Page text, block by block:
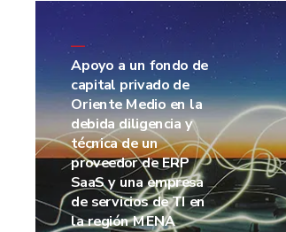
—
Apoyo a un fondo de
capital privado de
Oriente Medio en la
debida diligencia y
técnica de un
proveedor de ERP
SaaS y una empresa
de servicios de TI en
la región MENA